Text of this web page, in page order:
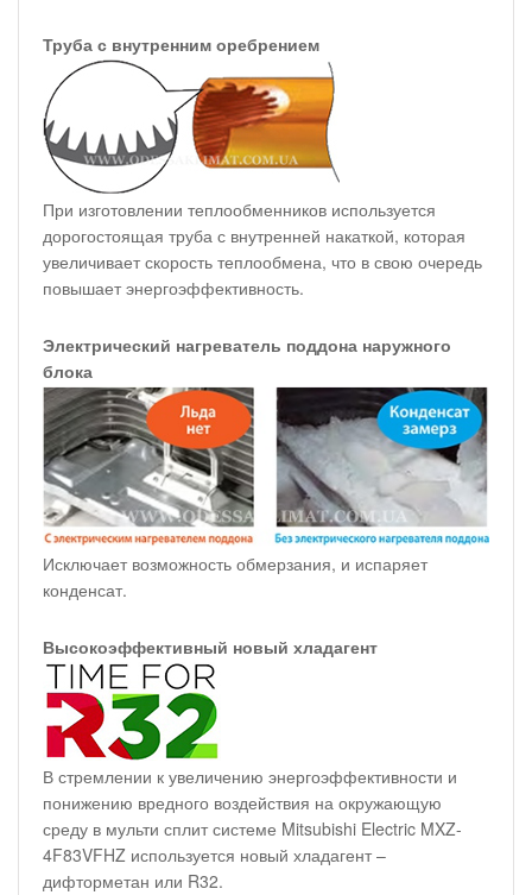
Труба с внутренним оребрением
При изготовлении теплообменников используется
дорогостоящая труба с внутренней накаткой, которая
увеличивает скорость теплообмена, что в свою очередь
повышает энергоэффективность.
Электрический нагреватель поддона наружного
блока
Исключает возможность обмерзания, и испаряет
конденсат.
Высокоэффективный новый хладагент
В стремлении к увеличению энергоэффективности и
понижению вредного воздействия на окружающую
среду в мульти сплит системе Mitsubishi Electric MXZ-
4F83VFHZ используется новый хладагент –
дифторметан или R32.